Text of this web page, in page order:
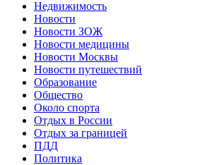
Недвижимость
Новости
Новости ЗОЖ
Новости медицины
Новости Москвы
Новости путешествий
Образование
Общество
Около спорта
Отдых в России
Отдых за границей
ПДД
Политика